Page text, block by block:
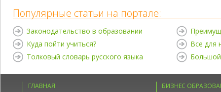
Популярные статьи на портале:
Законодательство в образовании
Куда пойти учиться?
Толковый словарь русского языка
Все для
Большой
ГЛАВНАЯ
БИЗНЕС